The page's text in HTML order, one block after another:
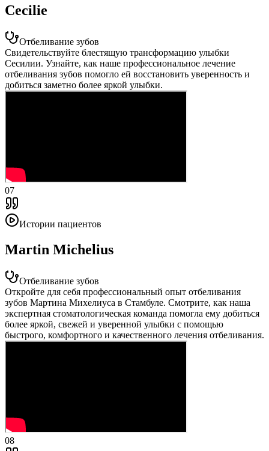
Cecilie
Отбеливание зубов
Свидетельствуйте блестящую трансформацию улыбки
Сесилии. Узнайте, как наше профессиональное лечение
отбеливания зубов помогло ей восстановить уверенность и
добиться заметно более яркой улыбки.
07
Истории пациентов
Martin Michelius
Отбеливание зубов
Откройте для себя профессиональный опыт отбеливания
зубов Мартина Михелиуса в Стамбуле. Смотрите, как наша
экспертная стоматологическая команда помогла ему добиться
более яркой, свежей и уверенной улыбки с помощью
быстрого, комфортного и качественного лечения отбеливания.
08